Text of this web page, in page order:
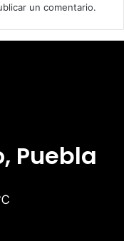
un comentario.
Puebla